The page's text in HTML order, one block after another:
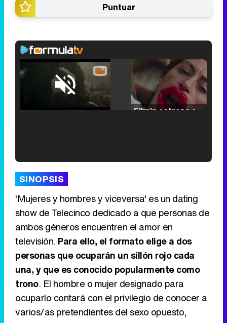
Puntuar
Unmute /
SINOPSIS
'Mujeres y hombres y viceversa' es un dating
show de Telecinco dedicado a que personas de
ambos géneros encuentren el amor en
televisión. Para ello, el formato elige a dos
personas que ocuparán un sillón rojo cada
una, y que es conocido popularmente como
trono. El hombre o mujer designado para
ocuparlo contará con el privilegio de conocer a
varios/as pretendientes del sexo opuesto,